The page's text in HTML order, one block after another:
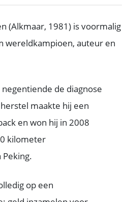
(Alkmaar, 1981) is voormalig
wereldkampioen, auteur en
de diagnose
maakte hij een
en won hij in 2008
kilometer
op een